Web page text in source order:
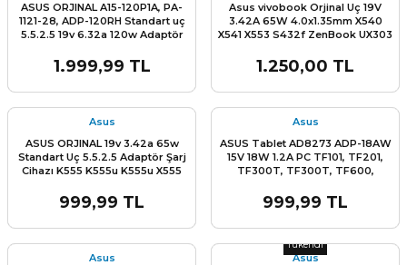
ASUS ORJINAL A15-120P1A, PA-
1121-28, ADP-120RH Standart uç
5.5.2.5 19v 6.32a 120w Adaptör
1.999,99 TL
Asus vivobook Orjinal Uç 19V
3.42A 65W 4.0x1.35mm X540
X541 X553 S432f ZenBook UX303
X542 x553 f541 R541 a541 X553
X556 X202 TP300 D509 D515
X409 X509 X415 X512 x515m pa-
Adaptör Şarj Cihazı
1.250,00 TL
Asus
ASUS ORJINAL 19v 3.42a 65w
Standart Uç 5.5.2.5 Adaptör Şarj
Cihazı K555 K555u K555u X555
999,99 TL
Asus
ASUS Tablet AD8273 ADP-18AW
15V 18W 1.2A PC TF101, TF201,
TF300T, TF300T, TF600,
Şarj Cihazı
999,99 TL
Asus
Tükendi
Asus